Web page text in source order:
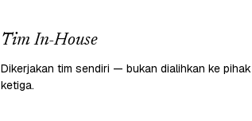
Tim In-House
Dikerjakan tim sendiri — bukan dialihkan ke pihak
ketiga.